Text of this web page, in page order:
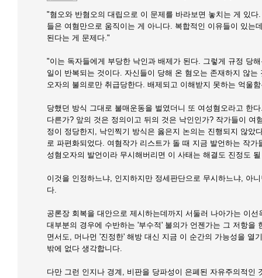
"혐오와 반혐오의 대립으로 이 문제를 바라보면 놓치는 게 있
들은 여혐만으로 움직이는 게 아니다. 복합적인 이유들이 있는
된다는 게 문제다."
"이는 독자들에게 부당한 낙인과 배제가 된다. 그렇게 규정 당
일이 반복되는 것이다. 자신들이 당해 온 혐오는 존재하지 않
오자의 불의로만 취급당한다. 배제되고 이해받지 못하는 억울
당했던 방식 그대로 불매운동을 벌였더니 또 여성혐오라고 한
다른가? 앞의 것은 정의이고 뒤의 것은 낙인인가? 작가들이 여
정이 정당한지, 낙인찍기 방식은 옳은지 논의는 진행되지 않았
로 파편화되었다. 여혐작가 리스트가 돌 때 지금 발언하는 작
성혐오자의 발언이라 무시해버리면 이 사태는 해결도 진정도
이것을 인정하느냐, 인지하지만 정세판단으로 무시하느냐, 아
다.
공론장 회복을 대안으로 제시하는데까지 서둘러 나아가는 이
대부분의 경우에 수반하는 '부수적' 불의가 언젠가는 그 저항을
면서도, 머나먼 '진정한' 해방 대신 지금 이 순간의 가능성을 열
밖에 없다 생각합니다.
다만 그런 인지나 경계, 비판을 당파성이 은폐된 자유주의적인